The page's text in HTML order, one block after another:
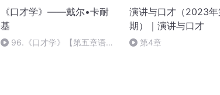
《口才学》——戴尔•卡耐
基
96.《口才学》【第五章语言
演讲与口才（2023
期）｜演讲与口才
第4章